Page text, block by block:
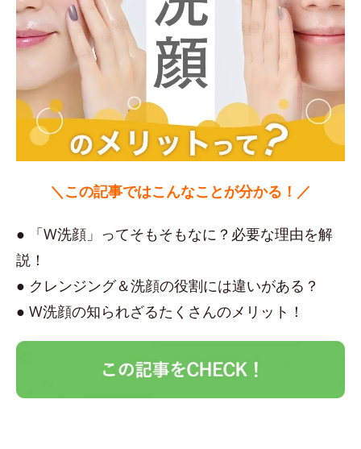
＼この記事ではこんなことが分かる！／
● 「W洗顔」ってそもそもなに？必要な理由を解
説！
● クレンジング＆洗顔の役割には違いがある？
● W洗顔の知られざるたくさんのメリット！